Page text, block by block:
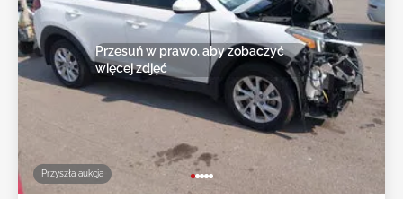
Przyszła aukcja
Przesuń w prawo, aby zobaczyć
więcej zdjęć